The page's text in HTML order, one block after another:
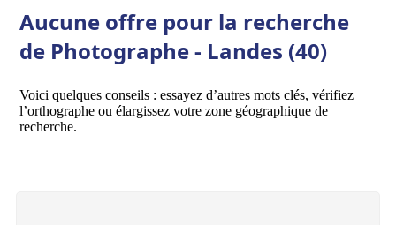
Aucune offre pour la recherche
de Photographe - Landes (40)
Voici quelques conseils : essayez d’autres mots clés, vérifiez
l’orthographe ou élargissez votre zone géographique de
recherche.